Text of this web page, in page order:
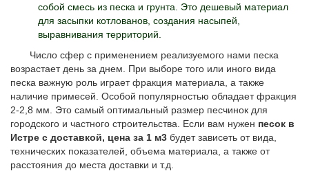
собой смесь из песка и грунта. Это дешевый материал
для засыпки котлованов, создания насыпей,
выравнивания территорий.
Число сфер с применением реализуемого нами песка
возрастает день за днем. При выборе того или иного вида
песка важную роль играет фракция материала, а также
наличие примесей. Особой популярностью обладает фракция
2-2,8 мм. Это самый оптимальный размер песчинок для
городского и частного строительства. Если вам нужен песок в
Истре с доставкой, цена за 1 м3 будет зависеть от вида,
технических показателей, объема материала, а также от
расстояния до места доставки и т.д.